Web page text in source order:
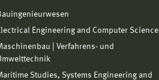
Engineering and Computer Science
| Verfahrens- und
Studies, Systems Engineering and